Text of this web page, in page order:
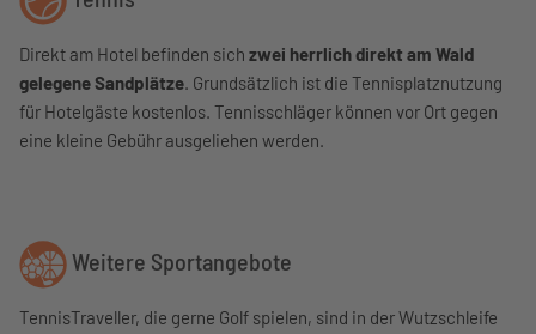
Direkt am Hotel befinden sich zwei herrlich direkt am Wald
gelegene Sandplätze. Grundsätzlich ist die Tennisplatznutzung
für Hotelgäste kostenlos. Tennisschläger können vor Ort gegen
eine kleine Gebühr ausgeliehen werden.
Weitere Sportangebote
TennisTraveller, die gerne Golf spielen, sind in der Wutzschleife